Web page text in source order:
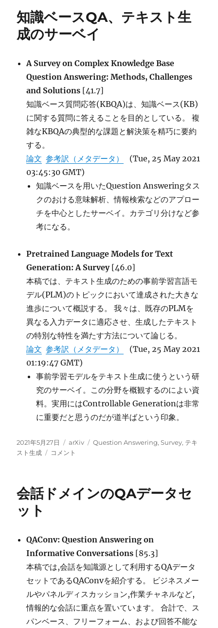
の
ベ
イ
に
知識ベースQA、テキスト生
成のサーベイ
A Survey on Complex Knowledge Base
Question Answering: Methods, Challenges
and Solutions [41.7]
知識ベース質問応答(KBQA)は、知識ベース(KB)
に関する質問に答えることを目的としている。 複
雑なKBQAの典型的な課題と解決策を精巧に要約
する。
論文 参考訳（メタデータ）
(Tue, 25 May 2021
03:45:30 GMT)
知識ベースを用いたQuestion Answeringタス
クのおける意味解析、情報検索などのアプロー
チを中心としたサーベイ。カテゴリ分けなど参
考になる。
Pretrained Language Models for Text
Generation: A Survey [46.0]
本稿では、テキスト生成のための事前学習言語モ
デル(PLM)のトピックにおいて達成された大きな
進歩について概説する。 我々は、既存のPLMを
異なる入力データに適応させ、生成したテキスト
の特別な特性を満たす方法について論じる。
論文 参考訳（メタデータ）
(Tue, 25 May 2021
01:19:47 GMT)
事前学習モデルをテキスト生成に使うという研
究のサーベイ。この分野を概観するのによい資
料。実用にはControllable Generationは非常
に重要だと思うのだが道半ばという印象。
投
稿
2021年5月27日
カ
テ
arXiv
タ
Question Answering,Survey, テキ
スト生成
知
ス
ト
生
成
サ
ー
ベ
コメント
会話ドメインのQAデータセ
ット
QAConv: Question Answering on
Informative Conversations [85.3]
本稿では,会話を知識源として利用するQAデータ
セットであるQAConvを紹介する。 ビジネスメー
ルやパネルディスカッション,作業チャネルなど,
情報的な会話に重点を置いています。 合計で、ス
パンベース、フリーフォーム、および回答不能な